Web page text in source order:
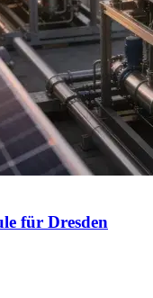
für Dresden